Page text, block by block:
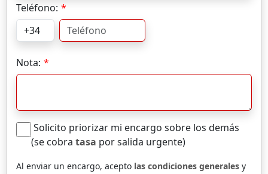
Teléfono:
Nota:
Solicito priorizar mi encargo sobre los demás
(se cobra tasa por salida urgente)
Al enviar un encargo, acepto las condiciones generales y